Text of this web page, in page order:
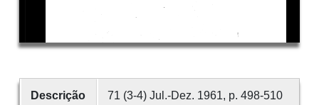
Descrição 71 (3-4) Jul.-Dez. 1961, p. 498-510